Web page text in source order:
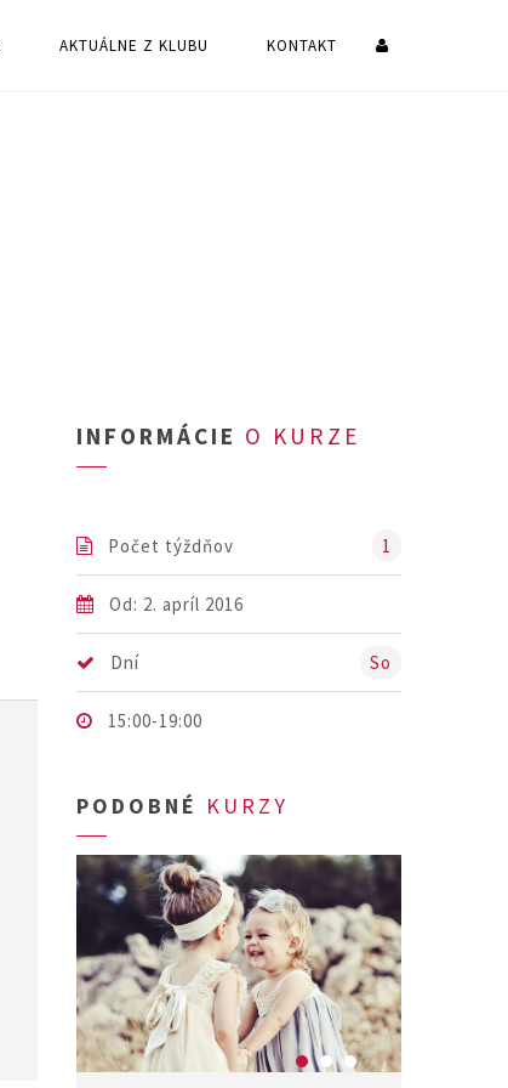
AKTUÁLNE Z KLUBU KONTAKT
INFORMÁCIE O KURZE
Počet týždňov 1
Od: 2. apríl 2016
Dní So
15:00-19:00
PODOBNÉ KURZY